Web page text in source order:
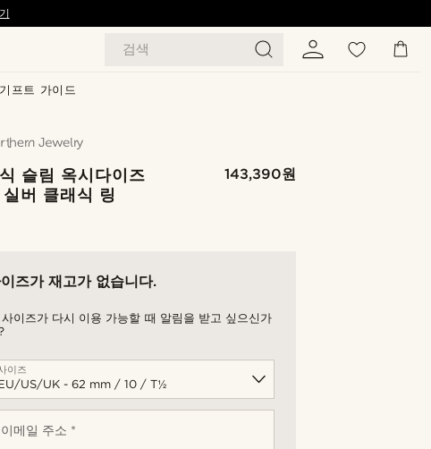
검색
기프트 가이드
슬림 옥시다이즈
버 클래식 링
143,390원
즈가 재고가 없습니다.
사이즈가 다시 이용 가능할 때 알림을 받고 싶으신가
이즈
이메일 주소 *